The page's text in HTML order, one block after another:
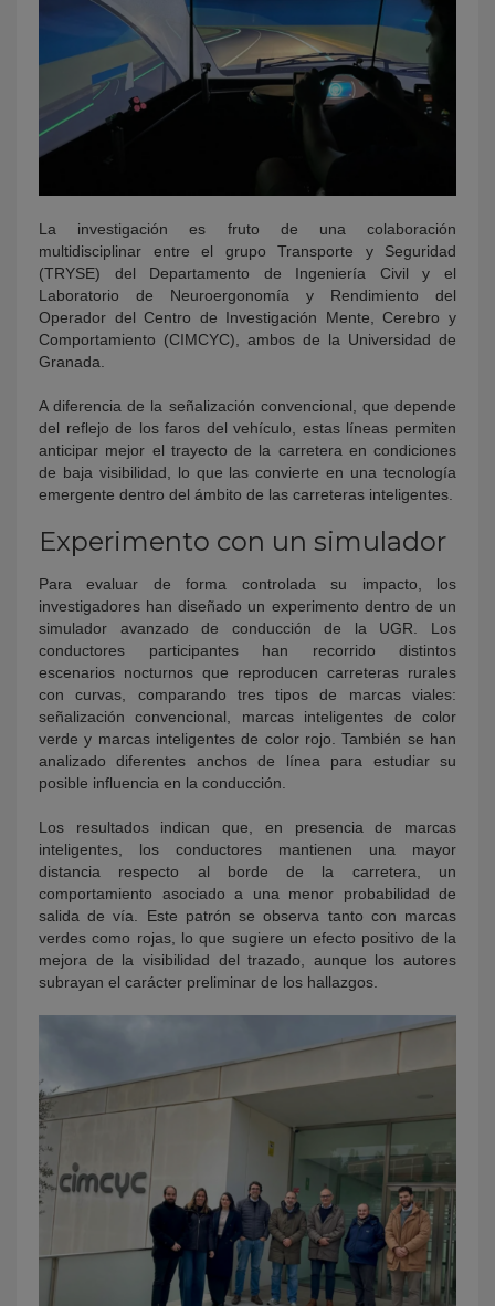
La investigación es fruto de una colaboración
multidisciplinar entre el grupo Transporte y Seguridad
(TRYSE) del Departamento de Ingeniería Civil y el
Laboratorio de Neuroergonomía y Rendimiento del
Operador del Centro de Investigación Mente, Cerebro y
Comportamiento (CIMCYC), ambos de la Universidad de
Granada.
A diferencia de la señalización convencional, que depende
del reflejo de los faros del vehículo, estas líneas permiten
anticipar mejor el trayecto de la carretera en condiciones
de baja visibilidad, lo que las convierte en una tecnología
emergente dentro del ámbito de las carreteras inteligentes.
Experimento con un simulador
Para evaluar de forma controlada su impacto, los
investigadores han diseñado un experimento dentro de un
simulador avanzado de conducción de la UGR. Los
conductores participantes han recorrido distintos
escenarios nocturnos que reproducen carreteras rurales
con curvas, comparando tres tipos de marcas viales:
señalización convencional, marcas inteligentes de color
verde y marcas inteligentes de color rojo. También se han
analizado diferentes anchos de línea para estudiar su
posible influencia en la conducción.
Los resultados indican que, en presencia de marcas
inteligentes, los conductores mantienen una mayor
distancia respecto al borde de la carretera, un
comportamiento asociado a una menor probabilidad de
salida de vía. Este patrón se observa tanto con marcas
verdes como rojas, lo que sugiere un efecto positivo de la
mejora de la visibilidad del trazado, aunque los autores
subrayan el carácter preliminar de los hallazgos.